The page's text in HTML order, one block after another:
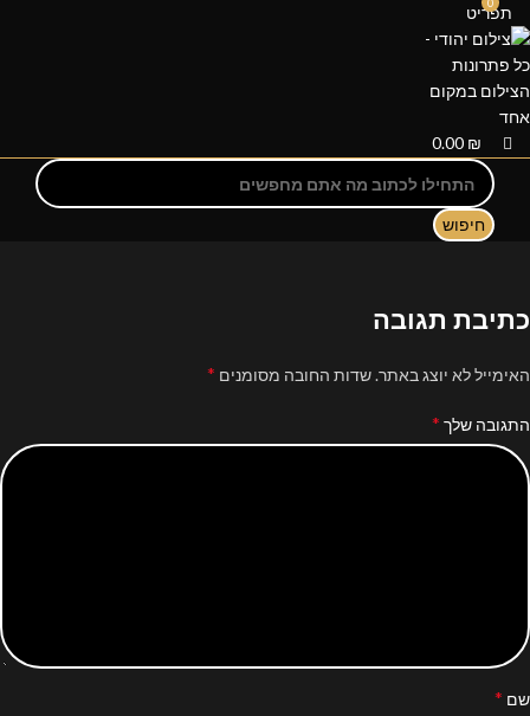
תפריט
0
0.00 ₪
חיפוש
כתיבת תגובה
האימייל לא יוצג באתר.שדות החובה מסומנים *
התגובה שלך *
שם *